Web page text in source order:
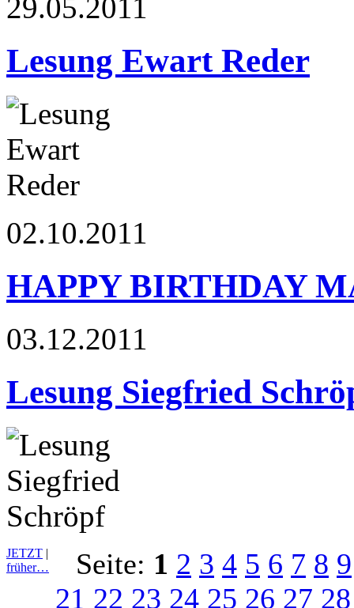
29.05.2011
Lesung Ewart Reder
02.10.2011
HAPPY BIRTHDAY
03.12.2011
Lesung Siegfried
JETZT |
früher…
Seite: 1 2 3 4 5 6 7 8 9
21 22 23 24 25 26 27 28